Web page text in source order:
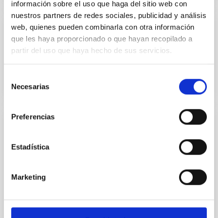
información sobre el uso que haga del sitio web con
nuestros partners de redes sociales, publicidad y análisis
web, quienes pueden combinarla con otra información
que les haya proporcionado o que hayan recopilado a
partir del uso que haya hecho de sus servicios.
Necesarias
Preferencias
Estadística
Marketing
PROYECTO
Cielo, Mar y Tierra de Canarias
Cosmocolor
seleccionado algunas de las mejores fotografías del
cielo obtenidas por los astrónomos aficionados que...